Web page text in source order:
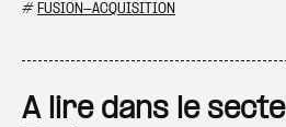
# FUSION-ACQUISITION
A lire dans le